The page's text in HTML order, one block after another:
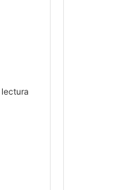
lectura